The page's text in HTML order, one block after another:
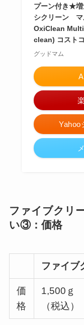
プーン付き★
シクリーン マ
OxiClean
clean) コスト
グッドマム
Yahoo
ファイブクリ
い③：価格
ファイブ
価
格
1,500ｇ
（税込）